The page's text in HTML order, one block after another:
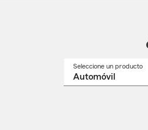
Seleccione un producto